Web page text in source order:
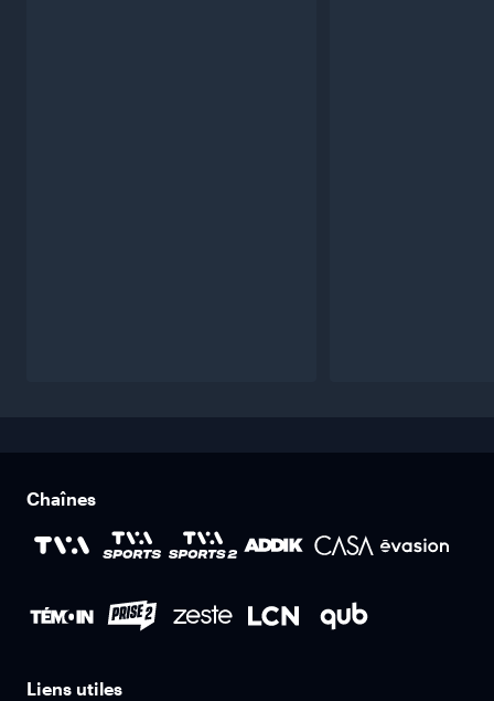
Chaînes
Liens utiles